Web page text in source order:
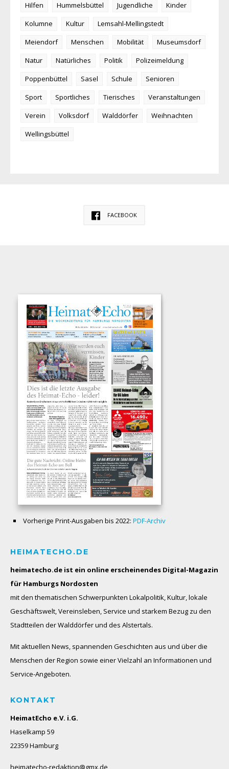
Hilfen
Hummelsbüttel Jugendliche
Kinder
Kolumne
Kultur
Lemsahl-Mellingstedt
Meiendorf
Menschen Mobilität
Museumsdorf
Natur
Natürliches Politik
Polizeimeldung
Poppenbüttel
Sasel Schule
Senioren
Sport
Sportliches Tierisches
Veranstaltungen
Verein
Volksdorf Walddörfer
Weihnachten
Wellingsbüttel
FACEBOOK
Vorherige Print-Ausgaben bis 2022: PDF-Archiv
HEIMATECHO.DE
heimatecho.de ist ein online erscheinendes Digital-Magazin
für Hamburgs Nordosten
mit den thematischen Schwerpunkten Lokalpolitik, Kultur, lokale
Geschäftswelt, Vereinsleben, Service und starkem Bezug zu den
Stadtteilen der Walddörfer und des Alstertals.
Mit aktuellen News, spannenden Geschichten aus und über die
Menschen der Region sowie einer Vielzahl an Informationen und
Service-Angeboten.
KONTAKT
HeimatEcho e.V. i.G.
Haselkamp 59
22359 Hamburg